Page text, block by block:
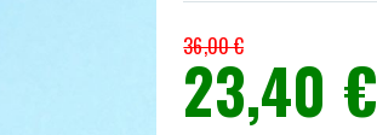
36,00 €
Precio
especial
23,40 €